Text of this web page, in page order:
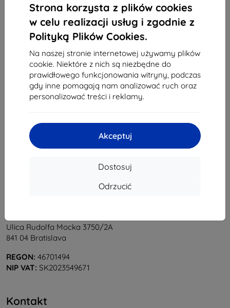
Strona korzysta z plików cookies
w celu realizacji usług i zgodnie z
Polityką Plików Cookies.
Na naszej stronie internetowej używamy plików
cookie. Niektóre z nich są niezbędne do
prawidłowego funkcjonowania witryny, podczas
gdy inne pomagają nam analizować ruch oraz
personalizować treści i reklamy.
Akceptuj
Dostosuj
Odrzucić
38,90 zł
35,02 zł
Na stanie: > 5 szt.
33,90 zł
30,50 zł
1
Ulica Rudolfa Mocka 3750/2A
841 04 Bratislava
REGON: 46701494
NIP VAT: SK2023549671
Kontakt